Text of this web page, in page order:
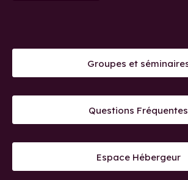
Groupes et
Questions Fréquentes
Espace Hébergeur